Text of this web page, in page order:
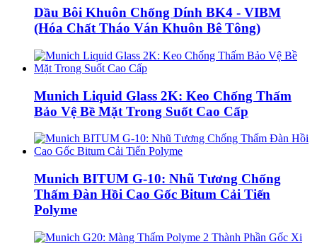
Dầu Bôi Khuôn Chống Dính BK4 - VIBM
(Hóa Chất Tháo Ván Khuôn Bê Tông)
Munich Liquid Glass 2K: Keo Chống Thấm
Bảo Vệ Bề Mặt Trong Suốt Cao Cấp
Munich BITUM G-10: Nhũ Tương Chống
Thấm Đàn Hồi Cao Gốc Bitum Cải Tiến
Polyme